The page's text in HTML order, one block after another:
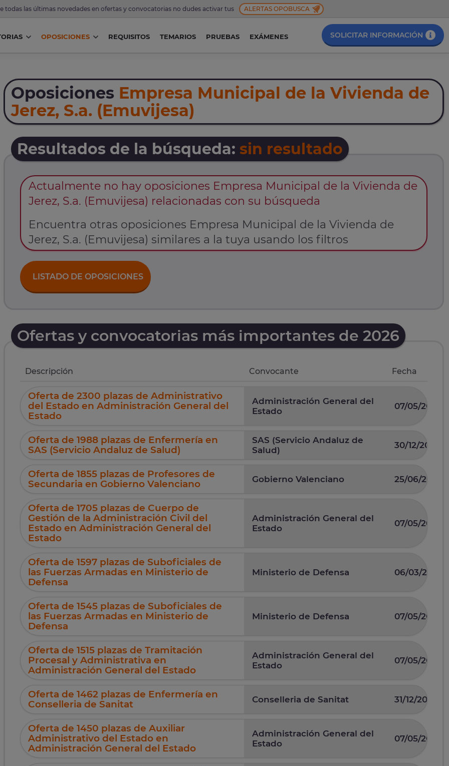
todas las últimas novedades en ofertas y convocatorias no dudes activar tus ALERTAS OPOBUSCA
OPOSICIONES REQUISITOS TEMARIOS PRUEBAS EXÁMENES SOLICITAR INFORMACIÓN
Oposiciones Empresa Municipal de la Vivienda de
Jerez, S.a. (Emuvijesa)
Resultados de la búsqueda: sin resultado
Actualmente no hay oposiciones Empresa Municipal de la Vivienda de
Jerez, S.a. (Emuvijesa) relacionadas con su búsqueda
Encuentra otras oposiciones Empresa Municipal de la Vivienda de
Jerez, S.a. (Emuvijesa) similares a la tuya usando los filtros
LISTADO DE OPOSICIONES
Ofertas y convocatorias más importantes de 2026
Descripción Convocante Fecha
Oferta de 2300 plazas de Administrativo
del Estado en Administración General del
Estado
Administración General del
Estado
07/05/2026
Oferta de 1988 plazas de Enfermería en
SAS (Servicio Andaluz de Salud)
SAS (Servicio Andaluz de
Salud)
30/12/2025
Oferta de 1855 plazas de Profesores de
Secundaria en Gobierno Valenciano
Gobierno Valenciano 25/06/2026
Oferta de 1705 plazas de Cuerpo de
Gestión de la Administración Civil del
Estado en Administración General del
Estado
Administración General del
Estado
07/05/2026
Oferta de 1597 plazas de Suboficiales de
las Fuerzas Armadas en Ministerio de
Defensa
Ministerio de Defensa 06/03/2026
Oferta de 1545 plazas de Suboficiales de
las Fuerzas Armadas en Ministerio de
Defensa
Ministerio de Defensa 07/05/2025
Oferta de 1515 plazas de Tramitación
Procesal y Administrativa en
Administración General del Estado
Administración General del
Estado
07/05/2026
Oferta de 1462 plazas de Enfermería en
Conselleria de Sanitat
Conselleria de Sanitat 31/12/2025
Oferta de 1450 plazas de Auxiliar
Administrativo del Estado en
Administración General del Estado
Administración General del
Estado
07/05/2026